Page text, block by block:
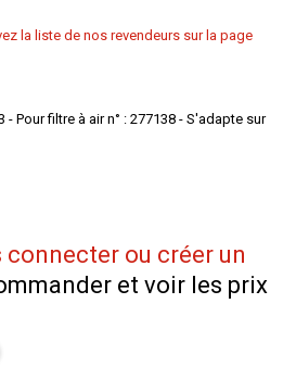
la liste de nos revendeurs sur la page
Pour filtre à air n° : 277138 - S'adapte sur
connecter ou créer un
et voir les prix